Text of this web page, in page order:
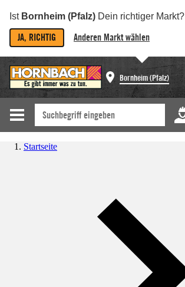
Ist Bornheim (Pfalz) Dein richtiger Markt?
JA, RICHTIG Anderen Markt wählen
Bornheim (Pfalz)
Startseite